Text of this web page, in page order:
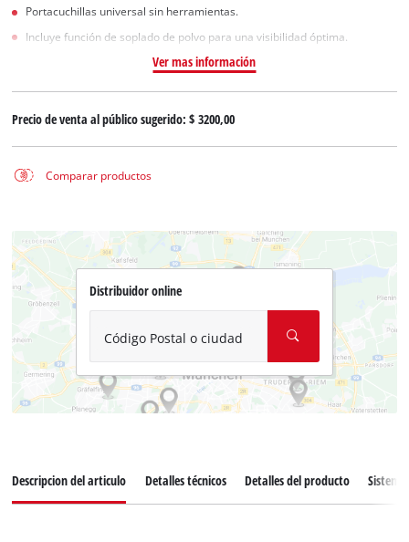
Portacuchillas universal sin herramientas.
Incluye función de soplado de polvo para una visibilidad óptima.
Ver mas información
Precio de venta al público sugerido:$ 3200,00
Comparar productos
Distribuidor online
Código Postal o ciudad
Descripcion del articulo Detalles técnicos Detalles del producto